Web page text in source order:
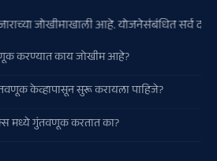
आहे. योजनेसंबंधित सर्व दस्तऐवज
करण्यात काय जोखीम आहे?
केव्हापासून सुरू करायला पाहिजे?
मध्ये गुंतवणूक करतात का?